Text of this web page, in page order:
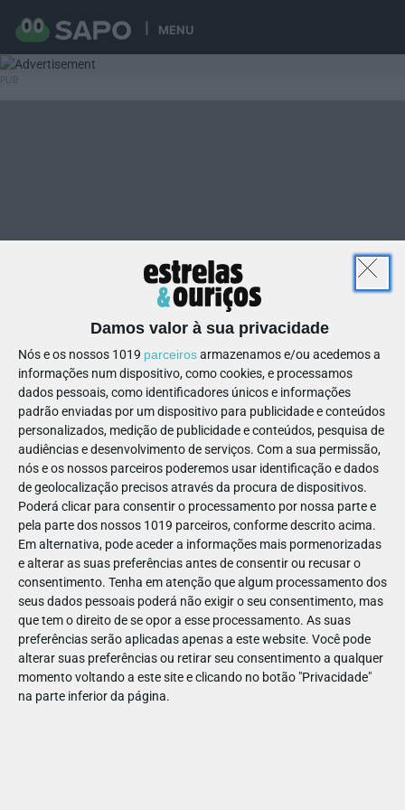
MENU
Damos valor à sua privacidade
Nós e os nossos 1019 parceirosarmazenamos e/ou acedemos a
informações num dispositivo, como cookies, e processamos
dados pessoais, como identificadores únicos e informações
padrão enviadas por um dispositivo para publicidade e conteúdos
personalizados, medição de publicidade e conteúdos, pesquisa de
audiências e desenvolvimento de serviços. Com a sua permissão,
nós e os nossos parceiros poderemos usar identificação e dados
de geolocalização precisos através da procura de dispositivos.
Poderá clicar para consentir o processamento por nossa parte e
pela parte dos nossos 1019 parceiros, conforme descrito acima.
Em alternativa, pode aceder a informações mais pormenorizadas
e alterar as suas preferências antes de consentir ou recusar o
consentimento. Tenha em atenção que algum processamento dos
seus dados pessoais poderá não exigir o seu consentimento, mas
que tem o direito de se opor a esse processamento. As suas
preferências serão aplicadas apenas a este website. Você pode
alterar suas preferências ou retirar seu consentimento a qualquer
momento voltando a este site e clicando no botão "Privacidade"
na parte inferior da página.
10
18463922892491